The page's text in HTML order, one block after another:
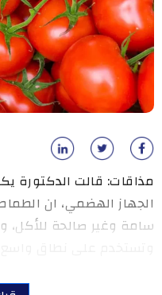
مذاقات: قالت الدكتورة
سامة وغير صالحة للأكل،